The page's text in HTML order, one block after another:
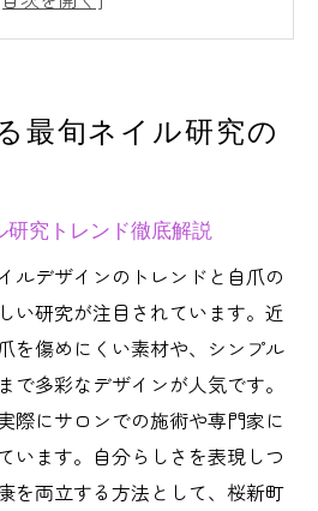
ネイルを追求する研究法
研究で押さえるべき最新技
トレンドネイルデザイン特
得のネイル研究の秘訣
の流行が桜新町に与える影
最旬ネイル研究の
究トレンド徹底解説
ルデザインのトレンドと自爪の
い研究が注目されています。近
を傷めにくい素材や、シンプル
で多彩なデザインが人気です。
際にサロンでの施術や専門家に
います。自分らしさを表現しつ
を両立する方法として、桜新町